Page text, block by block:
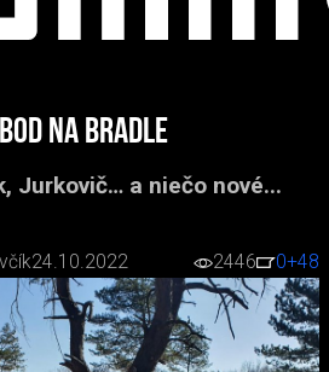
na Bradle
Jurkovič… a niečo nové...
24.10.2022 2446 0+48